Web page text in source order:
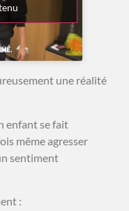
une réalité
enfant se fait
même agresser
sentiment
: